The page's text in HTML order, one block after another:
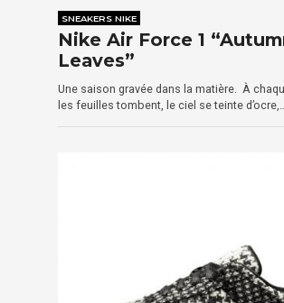
SNEAKERS NIKE
Nike Air Force 1
Leaves”
Une saison gravée dans la matière. À
les feuilles tombent, le ciel se teinte d’ocre,…